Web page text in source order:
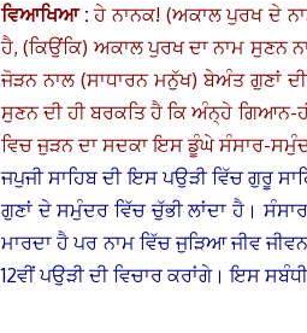
ਵਿਆਖਿਆ : ਹੇ ਨਾਨਕ! (ਅਕਾਲ ਪੁਰਖ ਦੇ
ਹੈ, (ਕਿਉਂਕਿ) ਅਕਾਲ ਪੁਰਖ ਦਾ ਨਾਮ ਸੁਣਨ
ਜੋੜਨ ਨਾਲ (ਸਾਧਾਰਨ ਮਨੁੱਖ) ਬੇਅੰਤ ਗੁਣਾਂ
ਸੁਣਨ ਦੀ ਹੀ ਬਰਕਤਿ ਹੈ ਕਿ ਅੰਨ੍ਹੇ ਗਿਆਨ-
ਵਿਚ ਜੁੜਨ ਦਾ ਸਦਕਾ ਇਸ ਡੂੰਘੇ ਸੰਸਾਰ-
ਜਪੁਜੀ ਸਾਹਿਬ ਦੀ ਇਸ ਪਉੜੀ ਵਿੱਚ ਗੁਰੂ
ਗੁਣਾਂ ਦੇ ਸਮੁੰਦਰ ਵਿੱਚ ਚੁੱਭੀ ਲਾਂਦਾ ਹੈ।
ਮਾਰਦਾ ਹੈ ਪਰ ਨਾਮ ਵਿੱਚ ਜੁੜਿਆ ਜੀਵ
12ਵੀਂ ਪਉੜੀ ਦੀ ਵਿਚਾਰ ਕਰਾਂਗੇ। ਇਸ